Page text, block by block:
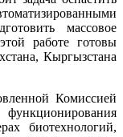
массовое
работе готовы
Кыргызстана
Комиссией
биотехнологий,